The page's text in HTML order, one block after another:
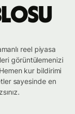
reel piyasa
görüntülemenizi
kur bildirimi
sayesinde en